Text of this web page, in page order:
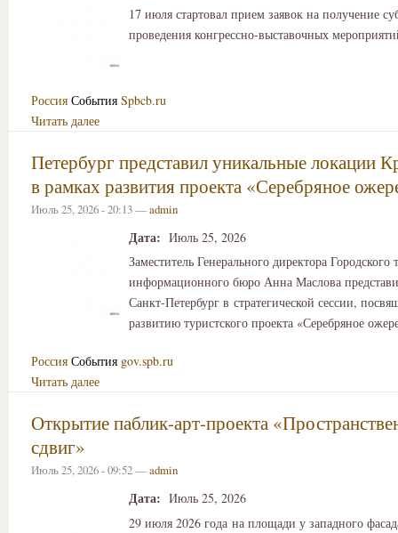
17 июля стартовал прием заявок на получение
проведения конгрессно-выставочных
Россия События Spbcb.ru
Читать далее
Петербург представил уникальные локации
в рамках развития проекта «Серебряное
Июль 25, 2026 - 20:13 —admin
Дата: Июль 25, 2026
Заместитель Генерального директора Городского
информационного бюро Анна Маслова
Санкт‑Петербург в стратегической сессии,
развитию туристского проекта «Серебряное
Россия События gov.spb.ru
Читать далее
Открытие паблик-арт-проекта
сдвиг»
Июль 25, 2026 - 09:52 —admin
Дата: Июль 25, 2026
29 июля 2026 года на площади у западного